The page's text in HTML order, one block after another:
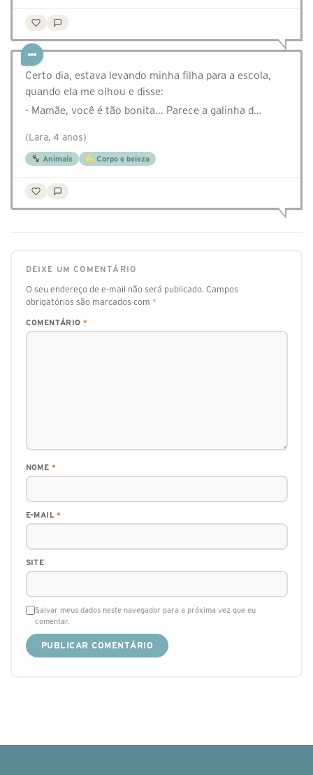
Certo dia, estava levando minha filha para a escola,
quando ela me olhou e disse:
- Mamãe, você é tão bonita... Parece a galinha d…
(Lara, 4 anos)
Animais Corpo e beleza
DEIXE UM COMENTÁRIO
O seu endereço de e-mail não será publicado. Campos
obrigatórios são marcados com *
COMENTÁRIO *
NOME *
E-MAIL*
SITE
Salvar meus dados neste navegador para a próxima vez que eu
comentar.